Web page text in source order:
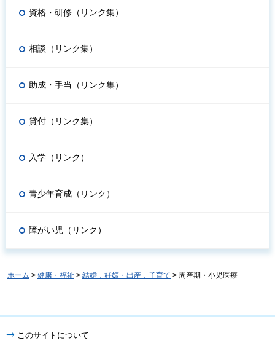
資格・研修（リンク集）
相談（リンク集）
助成・手当（リンク集）
貸付（リンク集）
入学（リンク）
青少年育成（リンク）
障がい児（リンク）
ホーム > 健康・福祉 > 結婚，妊娠・出産，子育て > 周産期・小児医療
このサイトについて